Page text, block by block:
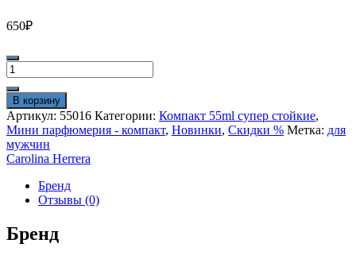
650₽
Количество
товара
Мини
парфюм
55
ml
стойкий
Bad
Boy
В корзину
Артикул: 55016 Категории: Компакт 55ml супер стойкие,
Мини парфюмерия - компакт, Новинки, Скидки % Метка: для
мужчин
Carolina Herrera
Бренд
Отзывы (0)
Бренд